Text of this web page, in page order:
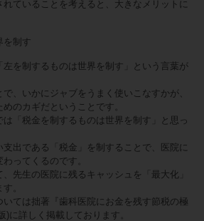
ていることを考えると、大きなメリットに
を制す
を制するものは世界を制す」という言葉が
、いかにジャブをうまく使いこなすかが、
のカギだということです。
は「税金を制するものは世界を制す」と思っ
支出である「税金」を制することで、医院に
ってくるのです。
先生の医院に残るキャッシュを「最大化」
。
いては拙著『歯科医院にお金を残す節税の極
)に詳しく掲載しております。